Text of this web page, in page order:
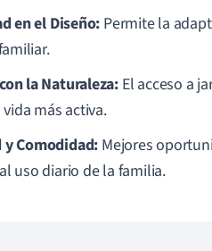
en el Diseño: Permite la
la Naturaleza: El acceso a
más activa.
Comodidad: Mejores
uso diario de la familia.